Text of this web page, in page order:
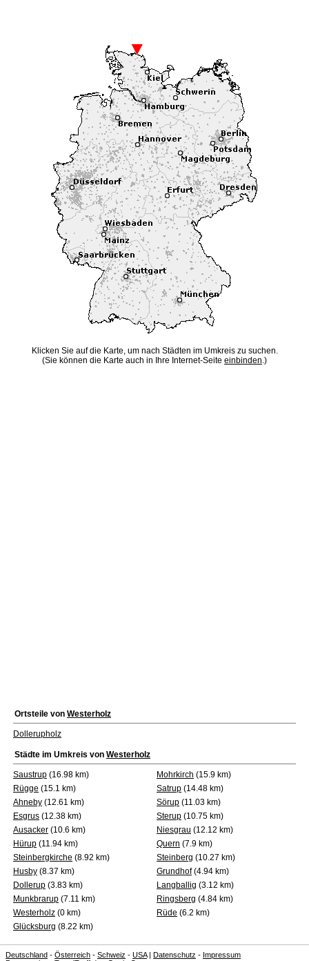
Klicken Sie auf die Karte, um nach Städten im Umkreis zu suchen.
(Sie können die Karte auch in Ihre Internet-Seite einbinden.)
Ortsteile von Westerholz
Dollerupholz
Städte im Umkreis von Westerholz
Saustrup (16.98 km) Mohrkirch (15.9 km)
Rügge (15.1 km) Satrup (14.48 km)
Ahneby (12.61 km) Sörup (11.03 km)
Esgrus (12.38 km) Sterup (10.75 km)
Ausacker (10.6 km) Niesgrau (12.12 km)
Hürup (11.94 km) Quern (7.9 km)
Steinbergkirche (8.92 km) Steinberg (10.27 km)
Husby (8.37 km) Grundhof(4.94 km)
Dollerup (3.83 km) Langballig (3.12 km)
Munkbrarup (7.11 km) Ringsberg (4.84 km)
Westerholz (0 km) Rüde (6.2 km)
Glücksburg (8.22 km)
Deutschland - Österreich - Schweiz - USA| Datenschutz - Impressum